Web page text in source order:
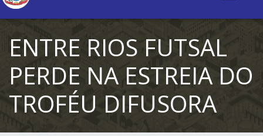
ENTRE RIOS FUTSAL
PERDE NA ESTREIA DO
TROFÉU DIFUSORA